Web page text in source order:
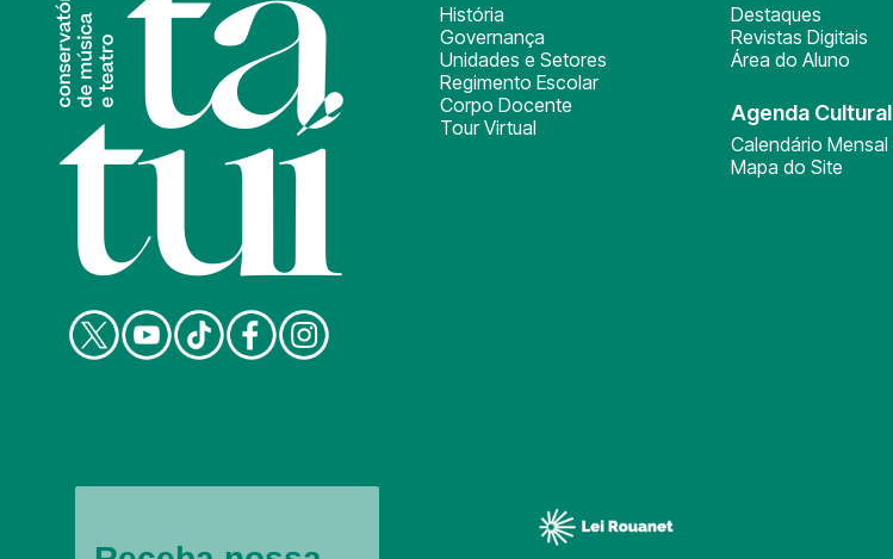
História
Governança
Unidades e Setores
Regimento Escolar
Corpo Docente
Tour Virtual
Destaques
Revistas Digitais
Área do Aluno
Agenda Cultural
Calendário Mensal
Mapa do Site